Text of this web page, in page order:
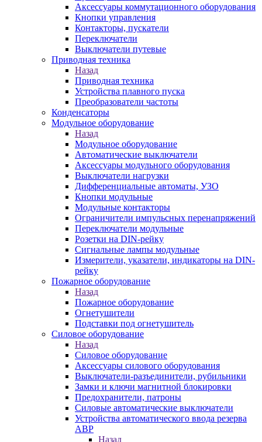
Аксессуары коммутационного оборудования
Кнопки управления
Контакторы, пускатели
Переключатели
Выключатели путевые
Приводная техника
Назад
Приводная техника
Устройства плавного пуска
Преобразователи частоты
Конденсаторы
Модульное оборудование
Назад
Модульное оборудование
Автоматические выключатели
Аксессуары модульного оборудования
Выключатели нагрузки
Дифференциальные автоматы, УЗО
Кнопки модульные
Модульные контакторы
Ограничители импульсных перенапряжений
Переключатели модульные
Розетки на DIN-рейку
Сигнальные лампы модульные
Измерители, указатели, индикаторы на DIN-
рейку
Пожарное оборудование
Назад
Пожарное оборудование
Огнетушители
Подставки под огнетушитель
Силовое оборудование
Назад
Силовое оборудование
Аксессуары силового оборудования
Выключатели-разъединители, рубильники
Замки и ключи магнитной блокировки
Предохранители, патроны
Силовые автоматические выключатели
Устройства автоматического ввода резерва
АВР
Назад